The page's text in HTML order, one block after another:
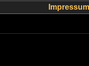
Impressum